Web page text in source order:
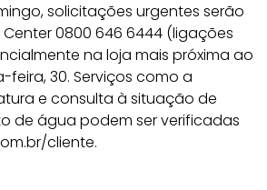
solicitações urgentes serão
0800 646 6444 (ligações
na loja mais próxima ao
feira, 30. Serviços como a
e consulta à situação de
de água podem ser verificadas
cliente.